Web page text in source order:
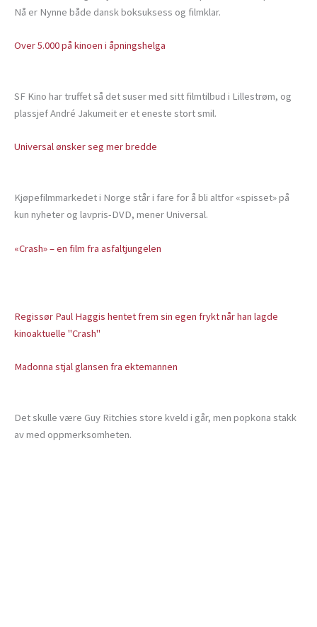
Nå er Nynne både dansk boksuksess og filmklar.
Over 5.000 på kinoen i åpningshelga
SF Kino har truffet så det suser med sitt filmtilbud i Lillestrøm, og
plassjef André Jakumeit er et eneste stort smil.
Universal ønsker seg mer bredde
Kjøpefilmmarkedet i Norge står i fare for å bli altfor «spisset» på
kun nyheter og lavpris-DVD, mener Universal.
«Crash» – en film fra asfaltjungelen
Regissør Paul Haggis hentet frem sin egen frykt når han lagde
kinoaktuelle "Crash"
Madonna stjal glansen fra ektemannen
Det skulle være Guy Ritchies store kveld i går, men popkona stakk
av med oppmerksomheten.